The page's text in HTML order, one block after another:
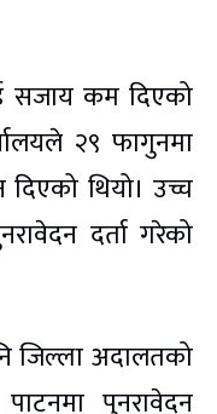
सजाय कम दिएको
२९ फागुनमा
थियो। उच्च
दर्ता गरेको
जिल्ला अदालतको
पुनरावेदन